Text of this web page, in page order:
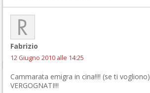
Fabrizio
12 Giugno 2010 alle 14:25
Cammarata emigra in cina!!!! (se ti vogliono)
VERGOGNATI!!!